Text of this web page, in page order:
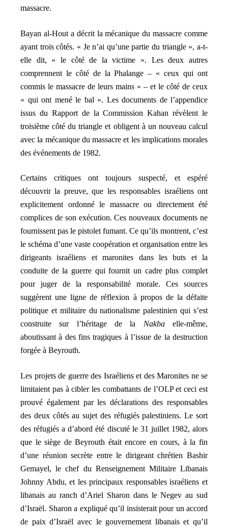
massacre.
Bayan al-Hout a décrit la mécanique du massacre comme
ayant trois côtés. « Je n’ai qu’une partie du triangle », a-t-
elle dit, « le côté de la victime ». Les deux autres
comprennent le côté de la Phalange – « ceux qui ont
commis le massacre de leurs mains » – et le côté de ceux
« qui ont mené le bal ». Les documents de l’appendice
issus du Rapport de la Commission Kahan révèlent le
troisième côté du triangle et obligent à un nouveau calcul
avec la mécanique du massacre et les implications morales
des événements de 1982.
Certains critiques ont toujours suspecté, et espéré
découvrir la preuve, que les responsables israéliens ont
explicitement ordonné le massacre ou directement été
complices de son exécution. Ces nouveaux documents ne
fournissent pas le pistolet fumant. Ce qu’ils montrent, c’est
le schéma d’une vaste coopération et organisation entre les
dirigeants israéliens et maronites dans les buts et la
conduite de la guerre qui fournit un cadre plus complet
pour juger de la responsabilité morale. Ces sources
suggèrent une ligne de réflexion à propos de la défaite
politique et militaire du nationalisme palestinien qui s’est
construite sur l’héritage de la Nakbaelle-même,
aboutissant à des fins tragiques à l’issue de la destruction
forgée à Beyrouth.
Les projets de guerre des Israéliens et des Maronites ne se
limitaient pas à cibler les combattants de l’OLP et ceci est
prouvé également par les déclarations des responsables
des deux côtés au sujet des réfugiés palestiniens. Le sort
des réfugiés a d’abord été discuté le 31 juillet 1982, alors
que le siège de Beyrouth était encore en cours, à la fin
d’une réunion secrète entre le dirigeant chrétien Bashir
Gemayel, le chef du Renseignement Militaire Libanais
Johnny Abdu, et les principaux responsables israéliens et
libanais au ranch d’Ariel Sharon dans le Negev au sud
d’Israël. Sharon a expliqué qu’il insisterait pour un accord
de paix d’Israël avec le gouvernement libanais et qu’il